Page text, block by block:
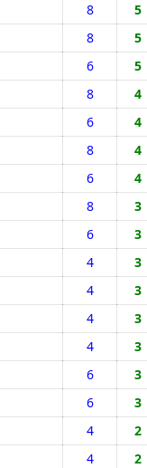
8 5
8 5
6 5
8 4
6 4
8 4
6 4
8 3
6 3
4 3
4 3
4 3
4 3
6 3
6 3
4 2
4 2